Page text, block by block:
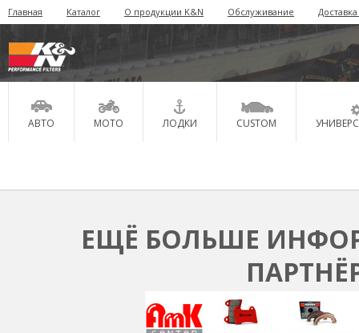
Главная Каталог О продукции K&N Обслуживание
АВТО МОТО ЛОДКИ CUSTOM
ЕЩЁ БОЛЬШЕ